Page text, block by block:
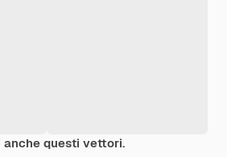
anche questi vettori.